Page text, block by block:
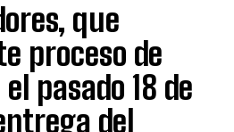
que
proceso de
pasado 18 de
del